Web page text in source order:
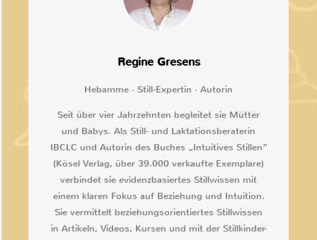
Regine Gresens
Hebamme · Still-Expertin · Autorin
Seit über vier Jahrzehnten begleitet sie Mütter
und Babys. Als Still- und Laktationsberaterin
IBCLC und Autorin des Buches „Intuitives Stillen“
(Kösel Verlag, über 39.000 verkaufte Exemplare)
verbindet sie evidenzbasiertes Stillwissen mit
einem klaren Fokus auf Beziehung und Intuition.
Sie vermittelt beziehungsorientiertes Stillwissen
in Artikeln, Videos, Kursen und mit der Stillkinder-